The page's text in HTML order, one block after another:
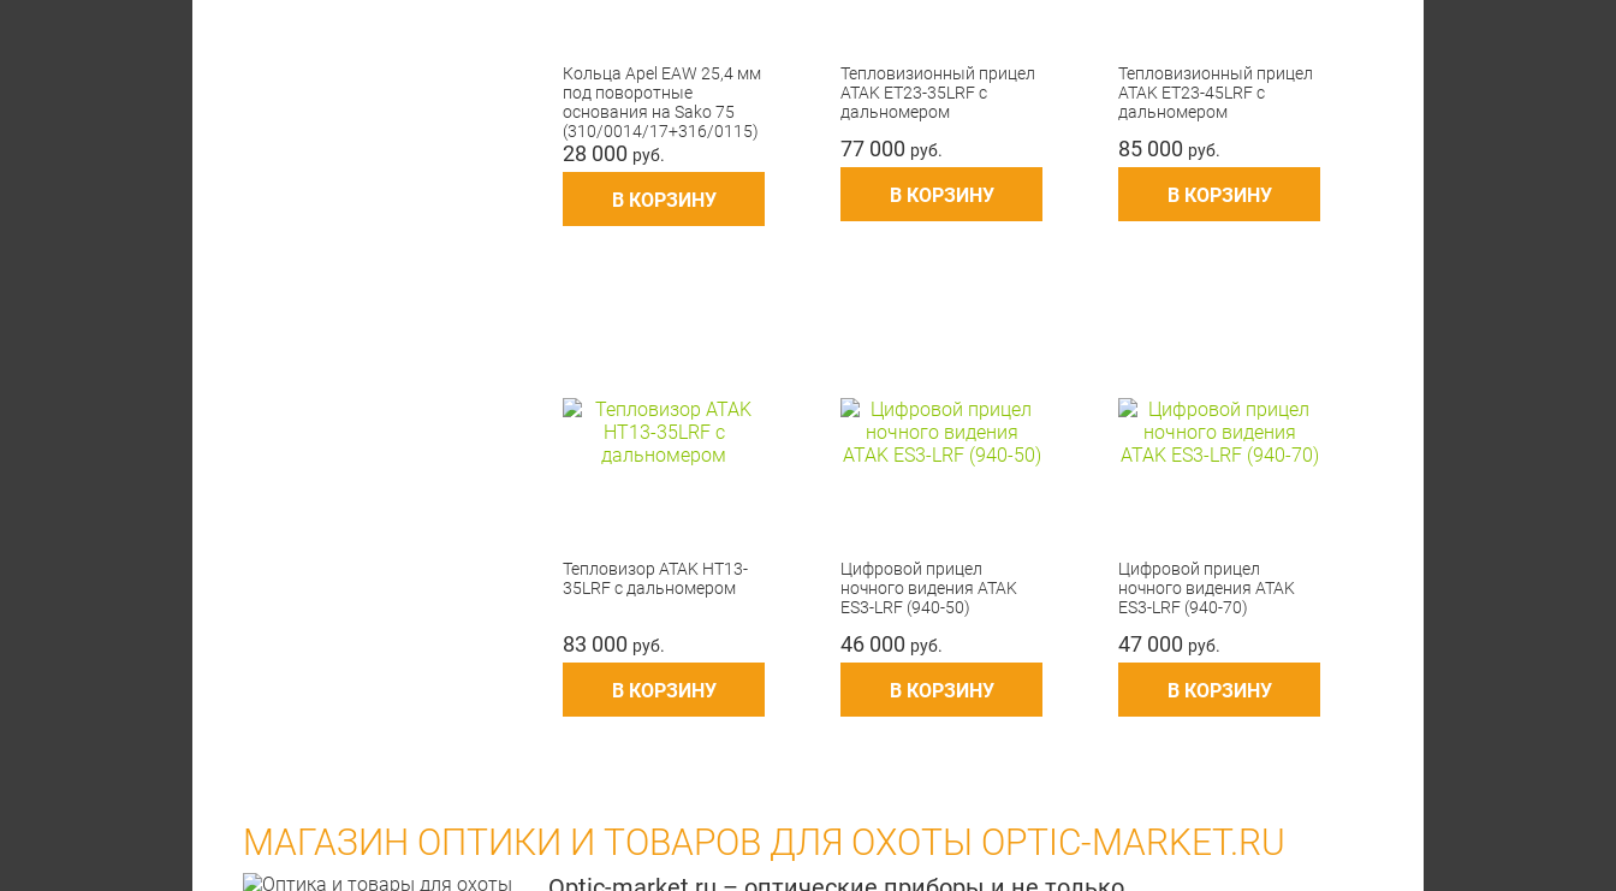
Кольца Apel EAW 25,4 мм
под поворотные
основания на Sako 75
(310/0014/17+316/0115)
28 000 руб.
В КОРЗИНУ
Тепловизионный прицел
ATAK ET23-35LRF с
дальномером
77 000 руб.
В КОРЗИНУ
Тепловизионный прицел
ATAK ET23-45LRF с
дальномером
85 000 руб.
В КОРЗИНУ
Тепловизор ATAK HT13-
35LRF с дальномером
83 000 руб.
В КОРЗИНУ
Цифровой прицел
ночного видения ATAK
ES3-LRF (940-50)
46 000 руб.
В КОРЗИНУ
Цифровой прицел
ночного видения ATAK
ES3-LRF (940-70)
47 000 руб.
В КОРЗИНУ
МАГАЗИН ОПТИКИ И ТОВАРОВ ДЛЯ ОХОТЫ OPTIC-MARKET.RU